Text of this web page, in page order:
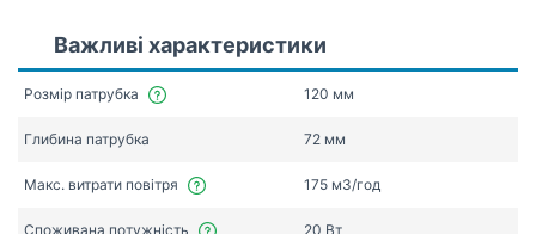
Важливі характеристики
Розмір патрубка 120 мм
Глибина патрубка 72 мм
Макс. витрати повітря 175 мЗ/год
Споживана потужність 20 Вт